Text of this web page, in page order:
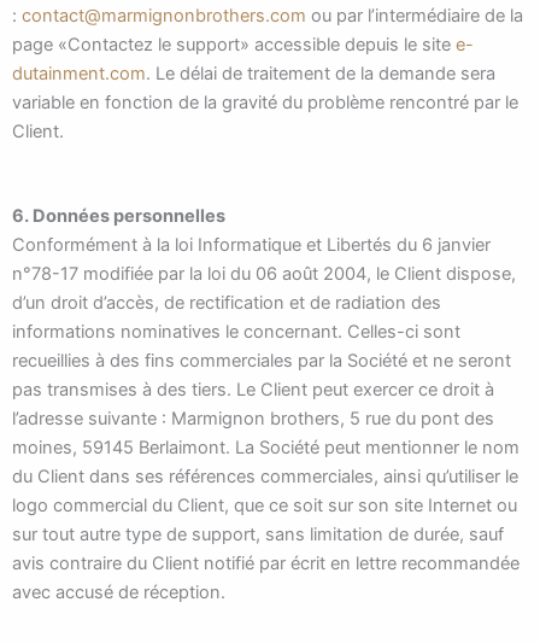
: contact@marmignonbrothers.com ou par l’intermédiaire de la
page «Contactez le support» accessible depuis le site e-
dutainment.com. Le délai de traitement de la demande sera
variable en fonction de la gravité du problème rencontré par le
Client.
6. Données personnelles
Conformément à la loi Informatique et Libertés du 6 janvier
n°78-17 modifiée par la loi du 06 août 2004, le Client dispose,
d’un droit d’accès, de rectification et de radiation des
informations nominatives le concernant. Celles-ci sont
recueillies à des fins commerciales par la Société et ne seront
pas transmises à des tiers. Le Client peut exercer ce droit à
l’adresse suivante : Marmignon brothers, 5 rue du pont des
moines, 59145 Berlaimont. La Société peut mentionner le nom
du Client dans ses références commerciales, ainsi qu’utiliser le
logo commercial du Client, que ce soit sur son site Internet ou
sur tout autre type de support, sans limitation de durée, sauf
avis contraire du Client notifié par écrit en lettre recommandée
avec accusé de réception.